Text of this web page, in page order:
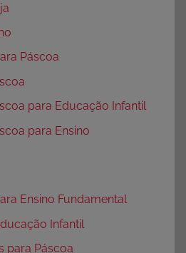
Páscoa
para Educação Infantil
para Ensino
Ensino Fundamental
Infantil
para Páscoa